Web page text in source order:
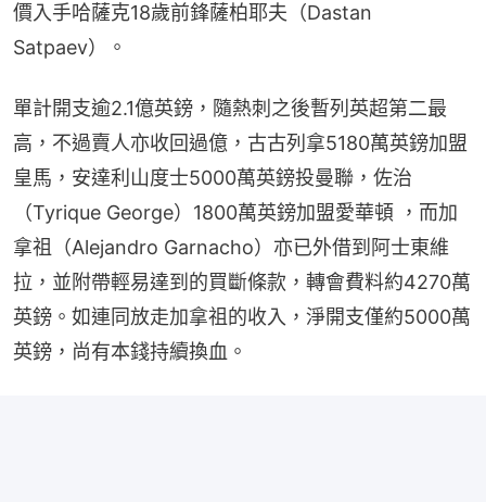
價入手哈薩克18歲前鋒薩柏耶夫（Dastan
Satpaev）。
單計開支逾2.1億英鎊，隨熱刺之後暫列英超第二最
高，不過賣人亦收回過億，古古列拿5180萬英鎊加盟
皇馬，安達利山度士5000萬英鎊投曼聯，佐治
（Tyrique George）1800萬英鎊加盟愛華頓 ，而加
拿祖（Alejandro Garnacho）亦已外借到阿士東維
拉，並附帶輕易達到的買斷條款，轉會費料約4270萬
英鎊。如連同放走加拿祖的收入，淨開支僅約5000萬
英鎊，尚有本錢持續換血。